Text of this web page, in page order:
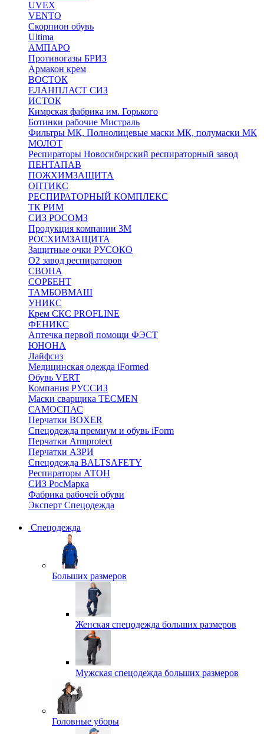
UVEX
VENTO
Скорпион обувь
Ultima
АМПАРО
Противогазы БРИЗ
Армакон крем
ВОСТОК
ЕЛАНПЛАСТ СИЗ
ИСТОК
Кимрская фабрика им. Горького
Ботинки рабочие Мистраль
Фильтры МК, Полнолицевые маски МК, полумаски МК
МОЛОТ
Респираторы Новосибирский респираторный завод
ПЕНТАПАВ
ПОЖХИМЗАЩИТА
ОПТИКС
РЕСПИРАТОРНЫЙ КОМПЛЕКС
ТК РИМ
СИЗ РОСОМЗ
Продукция компании 3M
РОСХИМЗАЩИТА
Защитные очки РУСОКО
О2 завод респираторов
СВОНА
СОРБЕНТ
ТАМБОВМАШ
УНИКС
Крем СКС PROFLINE
ФЕНИКС
Аптечка первой помощи ФЭСТ
ЮНОНА
Лайфсиз
Медицинская одежда iFormed
Обувь VERT
Компания РУССИЗ
Маски сварщика TECMEN
САМОСПАС
Перчатки BOXER
Спецодежда премиум и обувь iForm
Перчатки Armprotect
Перчатки АЗРИ
Спецодежда BALTSAFETY
Респираторы АТОН
СИЗ РосМарка
Фабрика рабочей обуви
Эксперт Спецодежда
Спецодежда
Больших размеров
Женская спецодежда больших размеров
Мужская спецодежда больших размеров
Головные уборы